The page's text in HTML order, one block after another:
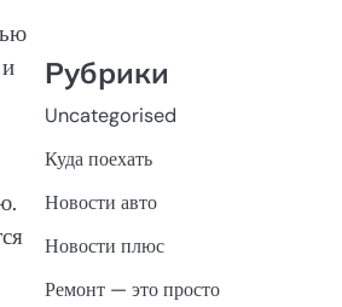
Рубрики
Uncategorised
Куда поехать
Новости авто
Новости плюс
Ремонт — это просто